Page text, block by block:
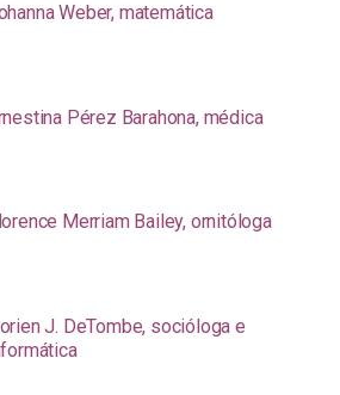
Weber, matemática
Pérez Barahona, médica
Merriam Bailey, ornitóloga
J. DeTombe, socióloga e